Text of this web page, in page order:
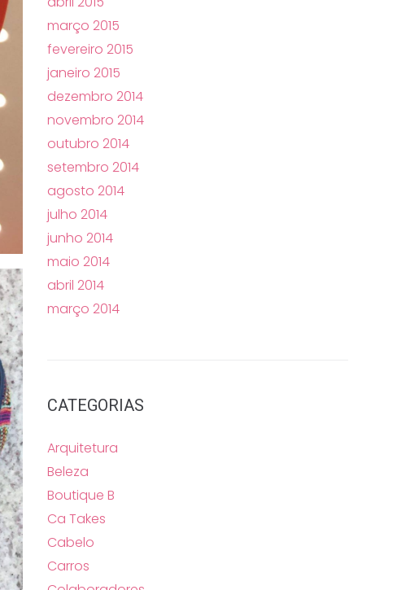
março 2015
fevereiro 2015
janeiro 2015
dezembro 2014
novembro 2014
outubro 2014
setembro 2014
agosto 2014
julho 2014
junho 2014
maio 2014
abril 2014
março 2014
CATEGORIAS
Arquitetura
Beleza
Boutique B
Ca Takes
Cabelo
Carros